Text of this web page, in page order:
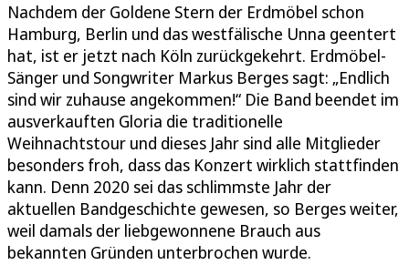
Nachdem der Goldene Stern der Erdmöbel schon
Hamburg, Berlin und das westfälische Unna geentert
hat, ist er jetzt nach Köln zurückgekehrt. Erdmöbel-
Sänger und Songwriter Markus Berges sagt: „Endlich
sind wir zuhause angekommen!“ Die Band beendet im
ausverkauften Gloria die traditionelle
Weihnachtstour und dieses Jahr sind alle Mitglieder
besonders froh, dass das Konzert wirklich stattfinden
kann. Denn 2020 sei das schlimmste Jahr der
aktuellen Bandgeschichte gewesen, so Berges weiter,
weil damals der liebgewonnene Brauch aus
bekannten Gründen unterbrochen wurde.